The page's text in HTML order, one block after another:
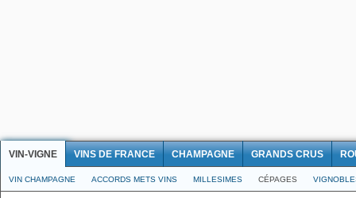
VIN-VIGNE VINS DE FRANCE CHAMPAGNE GRANDS CRUS
VIN CHAMPAGNE ACCORDS METS VINS MILLESIMES CÉPAGES